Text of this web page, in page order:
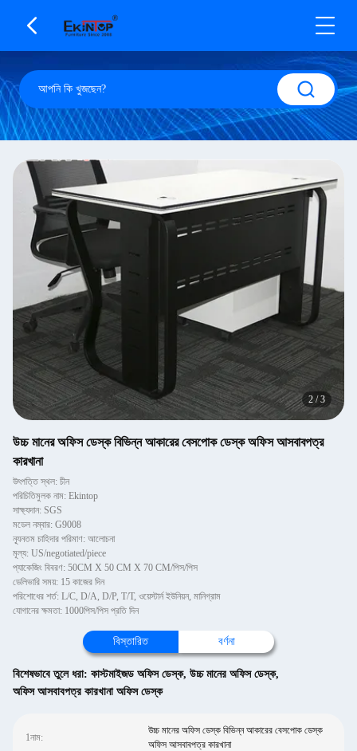
2 /3
উচ্চ মানের অফিস ডেস্ক বিভিন্ন আকারের বেসপোক ডেস্ক অফিস আসবাবপত্র
কারখানা
উৎপত্তি স্থল: চীন
পরিচিতিমুলক নাম: Ekintop
সাক্ষ্যদান: SGS
মডেল নম্বার: G9008
ন্যূনতম চাহিদার পরিমাণ: আলোচনা
মূল্য: US/negotiated/piece
প্যাকেজিং বিবরণ: 50CM X 50 CM X 70 CM/পিস/পিস
ডেলিভারি সময়: 15 কাজের দিন
পরিশোধের শর্ত: L/C, D/A, D/P, T/T, ওয়েস্টার্ন ইউনিয়ন, মানিগ্রাম
যোগানের ক্ষমতা: 1000পিস/পিস প্রতি দিন
বিস্তারিত বর্ণনা
বিশেষভাবে তুলে ধরা: কাস্টমাইজড অফিস ডেস্ক, উচ্চ মানের অফিস ডেস্ক,
অফিস আসবাবপত্র কারখানা অফিস ডেস্ক
1নাম:
উচ্চ মানের অফিস ডেস্ক বিভিন্ন আকারের বেসপোক ডেস্ক
অফিস আসবাবপত্র কারখানা